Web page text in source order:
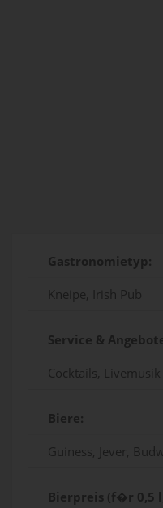
Gastronomietyp:
Kneipe, Irish Pub
Service &
Cocktails, Livemusik
Biere:
Guiness, Jever,
Bierpreis (f�r 0,5